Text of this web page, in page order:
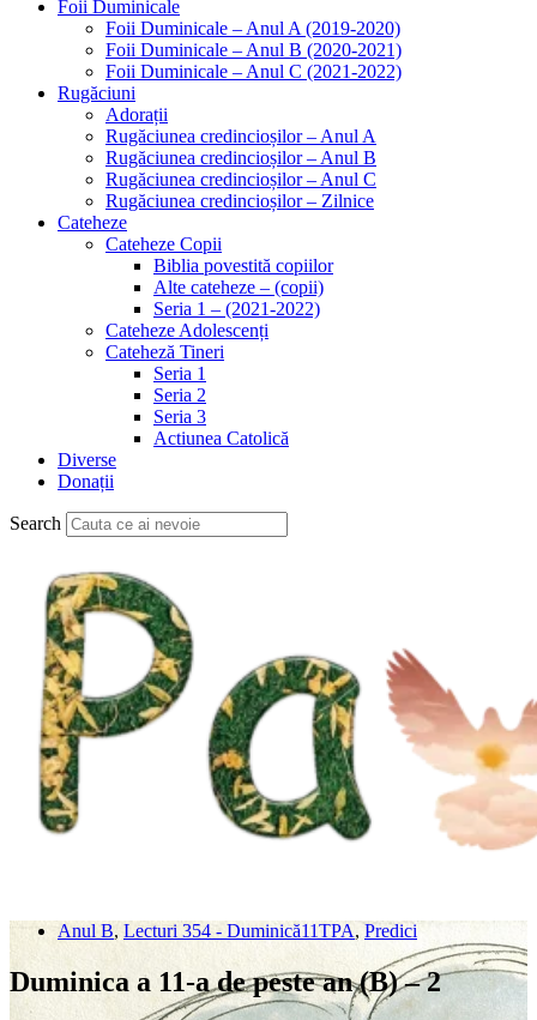
Foii Duminicale
Foii Duminicale – Anul A (2019-2020)
Foii Duminicale – Anul B (2020-2021)
Foii Duminicale – Anul C (2021-2022)
Rugăciuni
Adorații
Rugăciunea credincioșilor – Anul A
Rugăciunea credincioșilor – Anul B
Rugăciunea credincioșilor – Anul C
Rugăciunea credincioșilor – Zilnice
Cateheze
Cateheze Copii
Biblia povestită copiilor
Alte cateheze – (copii)
Seria 1 – (2021-2022)
Cateheze Adolescenți
Cateheză Tineri
Seria 1
Seria 2
Seria 3
Actiunea Catolică
Diverse
Donații
Search
Anul B, Lecturi 354 - Duminică11TPA,Predici
Duminica a 11-a de peste an (B) – 2